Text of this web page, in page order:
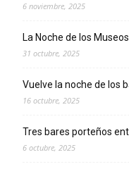
6 noviembre, 2025
La Noche de los
31 octubre, 2025
Vuelve la noche de los
16 octubre, 2025
Tres bares porteños
6 octubre, 2025